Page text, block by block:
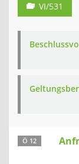
VI/531
Ö 12